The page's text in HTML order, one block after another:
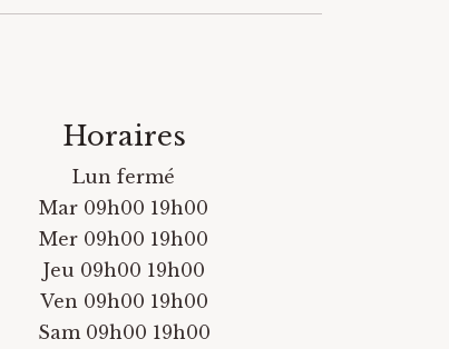
Horaires
Lun fermé
Mar 09h00 19h00
Mer 09h00 19h00
Jeu 09h00 19h00
Ven 09h00 19h00
Sam 09h00 19h00